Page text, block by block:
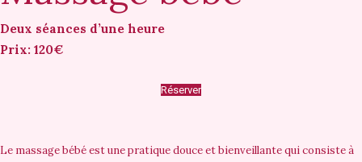
Deux séances d’une heure
Prix: 120€
Réserver
Le massage bébé est une pratique douce et bienveillante qui consiste à